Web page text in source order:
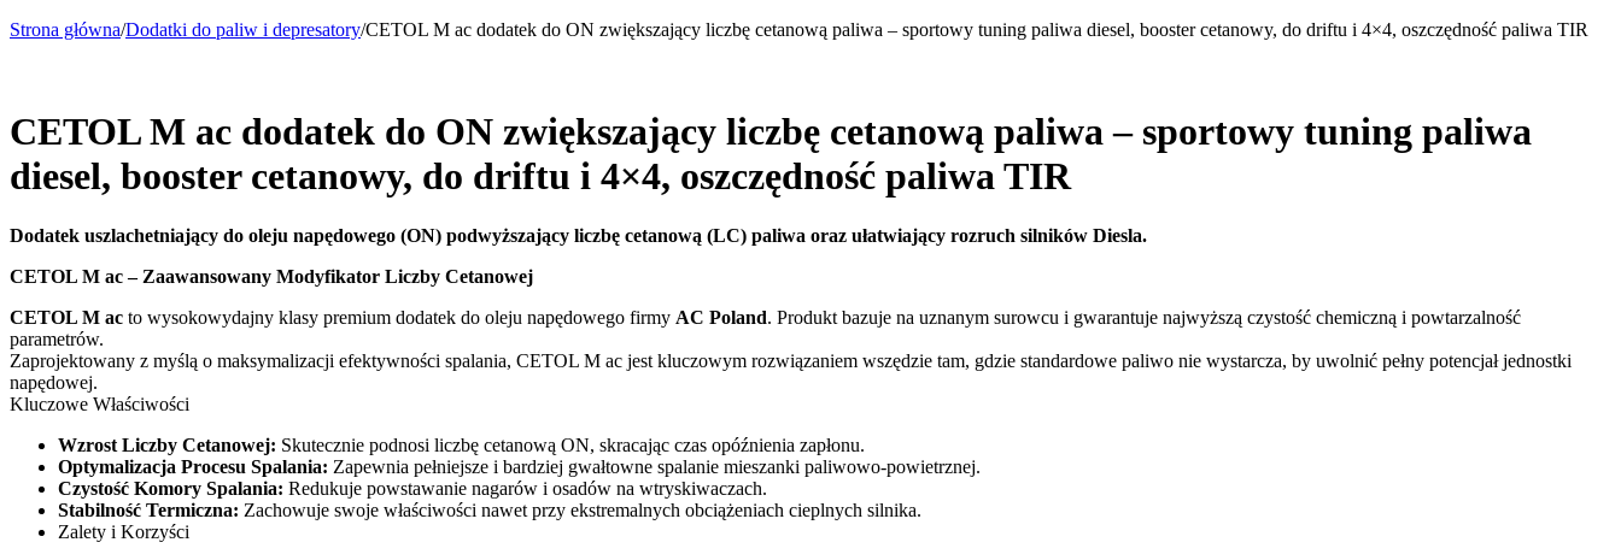
Strona główna/Dodatki do paliw i depresatory/CETOL M ac dodatek do ON zwiększający liczbę cetanową paliwa – sportowy tuning paliwa diesel, booster cetanowy, do driftu i 4×4, oszczędność paliwa TIR
CETOL M ac dodatek do ON zwiększający liczbę cetanową paliwa – sportowy tuning paliwa
diesel, booster cetanowy, do driftu i 4×4, oszczędność paliwa TIR
Dodatek uszlachetniający do oleju napędowego (ON) podwyższający liczbę cetanową (LC) paliwa oraz ułatwiający rozruch silników Diesla.
CETOL M ac – Zaawansowany Modyfikator Liczby Cetanowej
CETOL M ac to wysokowydajny klasy premium dodatek do oleju napędowego firmy AC Poland. Produkt bazuje na uznanym surowcu i gwarantuje najwyższą czystość chemiczną i powtarzalność
parametrów.
Zaprojektowany z myślą o maksymalizacji efektywności spalania, CETOL M ac jest kluczowym rozwiązaniem wszędzie tam, gdzie standardowe paliwo nie wystarcza, by uwolnić pełny potencjał jednostki
napędowej.
Kluczowe Właściwości
Wzrost Liczby Cetanowej: Skutecznie podnosi liczbę cetanową ON, skracając czas opóźnienia zapłonu.
Optymalizacja Procesu Spalania: Zapewnia pełniejsze i bardziej gwałtowne spalanie mieszanki paliwowo-powietrznej.
Czystość Komory Spalania: Redukuje powstawanie nagarów i osadów na wtryskiwaczach.
Stabilność Termiczna: Zachowuje swoje właściwości nawet przy ekstremalnych obciążeniach cieplnych silnika.
Zalety i Korzyści